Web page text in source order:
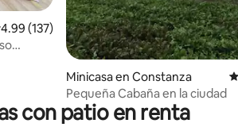
promedio: 4.99 de 5; 137
4.99 (137)
Minicasa en Constanza
Pequeña Cabaña en la ciudad
con patio en renta